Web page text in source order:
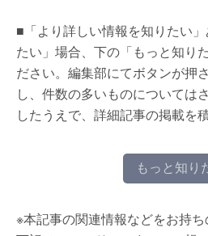
■「より詳しい情報を知りたい
たい」場合、下の「もっと知り
ださい。編集部にてボタンが押
し、件数の多いものについては
したうえで、詳細記事の掲載を
もっと知り
※本記事の関連情報などをお持